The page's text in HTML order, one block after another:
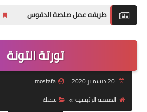
سمك
شوربة
لحوم
طريقه عمل صلصة الدقوس
تورتة التونة
20 ديسمبر 2020
mostafa
الصفحة الرئيسية
سمك